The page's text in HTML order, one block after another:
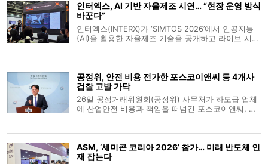
인터엑스, AI 기반 자율제조 시연… “현장 운영 방식
바꾼다”
인터엑스(INTERX)가 ‘SIMTOS 2026’에서 인공지능
(AI)을 활용한 자율제조 기술을 공개하고 라이브 시연
Machine)’을 선보
공정위, 안전 비용 전가한 포스코이앤씨 등 4개사
검찰 고발 가닥
26일 공정거래위원회(공정위) 사무처가 하도급 업체
에 산업안전 비용과 책임을 떠넘긴 포스코이앤씨, 케
비용을 전가하는 행위는 하도급 업
ASM, ‘세미콘 코리아 2026’ 참가… 미래 반도체 인
재 잡는다